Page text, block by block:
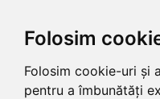
Folosim
Folosim cookie-uri și
pentru a îmbunătăți